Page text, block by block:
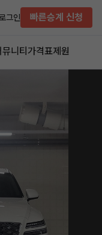
로그인 빠른승계 신청
니티 가격표제원